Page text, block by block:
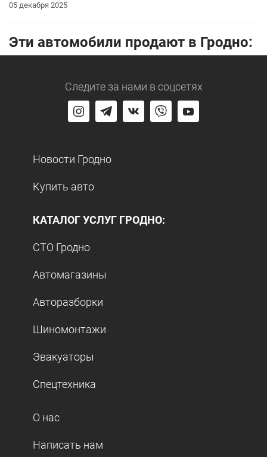
05 декабря 2025
Эти автомобили продают в Гродно:
Следите за нами в соцсетях
Новости Гродно
Купить авто
КАТАЛОГ УСЛУГ ГРОДНО:
СТО Гродно
Автомагазины
Авторазборки
Шиномонтажи
Эвакуаторы
Спецтехника
О нас
Написать нам